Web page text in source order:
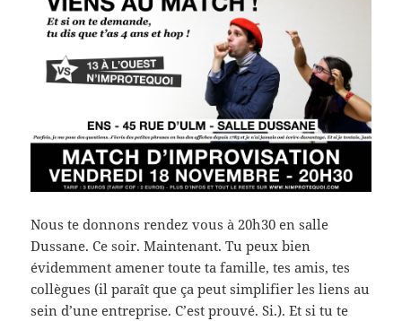
Nous te donnons rendez vous à 20h30 en salle
Dussane. Ce soir. Maintenant. Tu peux bien
évidemment amener toute ta famille, tes amis, tes
collègues (il paraît que ça peut simplifier les liens au
sein d’une entreprise. C’est prouvé. Si.). Et si tu te